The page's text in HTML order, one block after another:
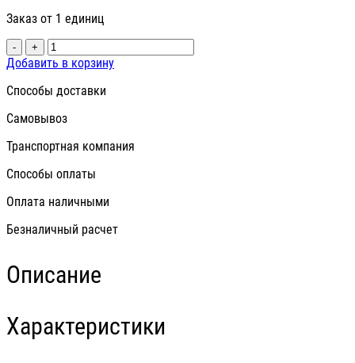
Заказ от 1 единиц
- +
Добавить в корзину
Способы доставки
Самовывоз
Транспортная компания
Способы оплаты
Оплата наличными
Безналичный расчет
Описание
Характеристики